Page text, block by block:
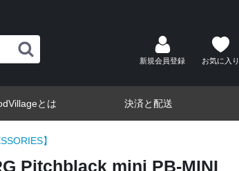
新規会員登録 お気に入り
とは 決済と配送
】
Pitchblack mini PB-MINI